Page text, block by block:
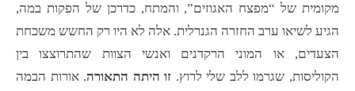
מקומית של “מפצח האגוזים”, והמתח, כדרכן של הפקות במה,
הגיע לשיאו ערב החזרה הגנרלית. אלה לא היו רק החשש משכחת
הצעדים, או המוני הרקדנים ואנשי הצוות שהתרוצצו בין
הקוליסות, שגרמו ללב שלי לרוץ. זו היתה התאורה. אורות הבמה